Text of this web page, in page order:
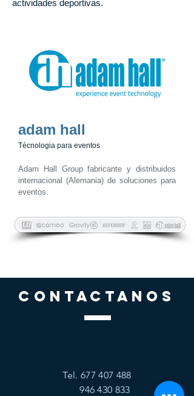
actividades deportivas.
adam hall
Técnologia para eventos
Adam Hall Group fabricante y distribuidos
internacional (Alemania) de soluciones para
eventos.
CONTACTANOS
Tel.677 407 488
946 430 833